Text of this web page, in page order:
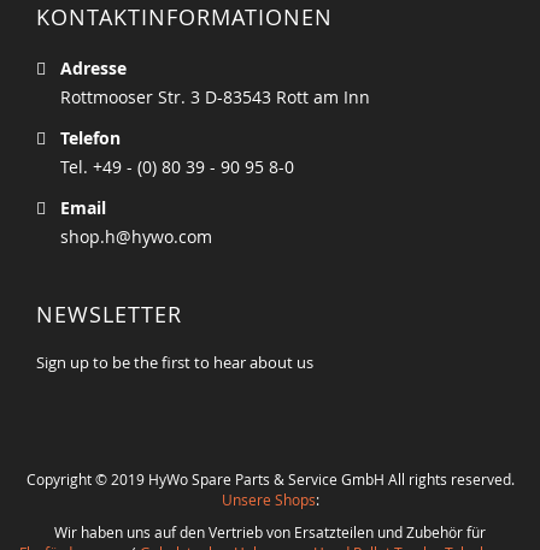
KONTAKTINFORMATIONEN
Adresse
Rottmooser Str. 3 D-83543 Rott am Inn
Telefon
Tel. +49 - (0) 80 39 - 90 95 8-0
Email
shop.h@hywo.com
NEWSLETTER
Sign up to be the first to hear about us
Copyright © 2019 HyWo Spare Parts & Service GmbH All rights reserved.
Unsere Shops:
Wir haben uns auf den Vertrieb von Ersatzteilen und Zubehör für